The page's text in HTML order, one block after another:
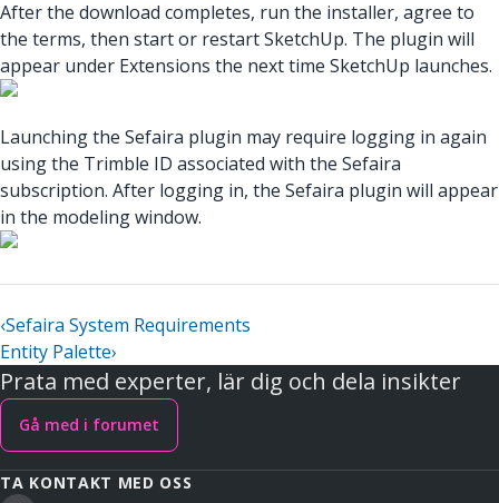
After the download completes, run the installer, agree to
the terms, then start or restart SketchUp. The plugin will
appear under Extensions the next time SketchUp launches.
Launching the Sefaira plugin may require logging in again
using the Trimble ID associated with the Sefaira
subscription. After logging in, the Sefaira plugin will appear
in the modeling window.
‹Sefaira System Requirements
Entity Palette›
Prata med experter, lär dig och dela insikter
Gå med i forumet
TA KONTAKT MED OSS